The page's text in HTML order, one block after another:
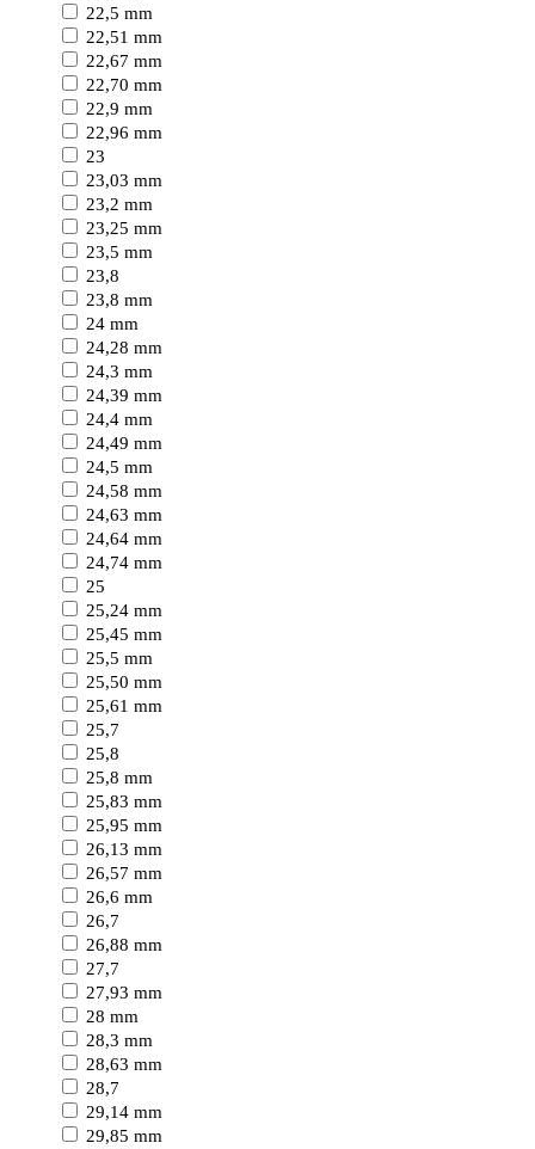
22,5 mm
22,51 mm
22,67 mm
22,70 mm
22,9 mm
22,96 mm
23
23,03 mm
23,2 mm
23,25 mm
23,5 mm
23,8
23,8 mm
24 mm
24,28 mm
24,3 mm
24,39 mm
24,4 mm
24,49 mm
24,5 mm
24,58 mm
24,63 mm
24,64 mm
24,74 mm
25
25,24 mm
25,45 mm
25,5 mm
25,50 mm
25,61 mm
25,7
25,8
25,8 mm
25,83 mm
25,95 mm
26,13 mm
26,57 mm
26,6 mm
26,7
26,88 mm
27,7
27,93 mm
28 mm
28,3 mm
28,63 mm
28,7
29,14 mm
29,85 mm